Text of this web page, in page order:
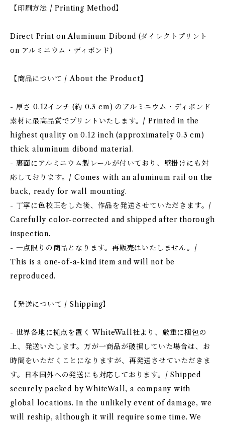
【印刷方法 / Printing Method】
Direct Print on Aluminum Dibond (ダイレクトプリント
on アルミニウム・ディボンド)
【商品について / About the Product】
- 厚さ 0.12インチ (約 0.3 cm) のアルミニウム・ディボンド
素材に最高品質でプリントいたします。/ Printed in the
highest quality on 0.12 inch (approximately 0.3 cm)
thick aluminum dibond material.
- 裏面にアルミニウム製レールが付いており、壁掛けにも対
応しております。/ Comes with an aluminum rail on the
back, ready for wall mounting.
- 丁寧に色校正をした後、作品を発送させていただきます。/
Carefully color-corrected and shipped after thorough
inspection.
- 一点限りの商品となります。再販売はいたしません。/
This is a one-of-a-kind item and will not be
reproduced.
【発送について / Shipping】
- 世界各地に拠点を置く WhiteWall社より、厳重に梱包の
上、発送いたします。万が一商品が破損していた場合は、お
時間をいただくことになりますが、再発送させていただきま
す。日本国外への発送にも対応しております。/ Shipped
securely packed by WhiteWall, a company with
global locations. In the unlikely event of damage, we
will reship, although it will require some time. We